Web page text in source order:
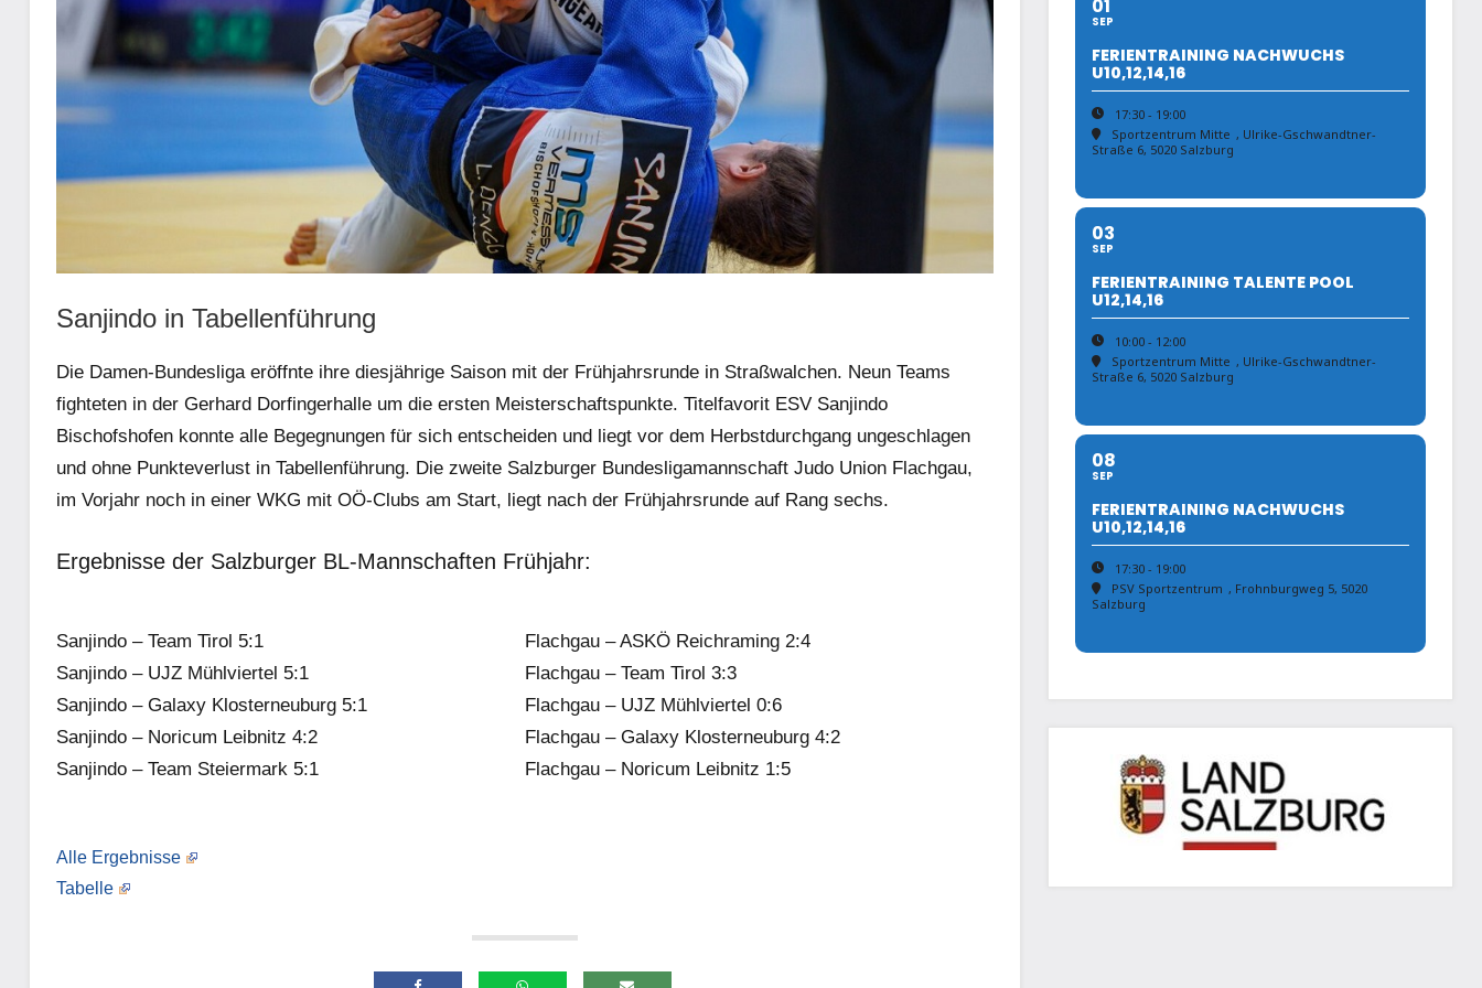
Sanjindo in Tabellenführung
Die Damen-Bundesliga eröffnte ihre diesjährige Saison mit der Frühjahrsrunde in Straßwalchen. Neun Teams
fighteten in der Gerhard Dorfingerhalle um die ersten Meisterschaftspunkte. Titelfavorit ESV Sanjindo
Bischofshofen konnte alle Begegnungen für sich entscheiden und liegt vor dem Herbstdurchgang ungeschlagen
und ohne Punkteverlust in Tabellenführung. Die zweite Salzburger Bundesligamannschaft Judo Union Flachgau,
im Vorjahr noch in einer WKG mit OÖ-Clubs am Start, liegt nach der Frühjahrsrunde auf Rang sechs.
Ergebnisse der Salzburger BL-Mannschaften Frühjahr:
Sanjindo – Team Tirol 5:1
Sanjindo – UJZ Mühlviertel 5:1
Sanjindo – Galaxy Klosterneuburg 5:1
Sanjindo – Noricum Leibnitz 4:2
Sanjindo – Team Steiermark 5:1
Flachgau – ASKÖ Reichraming 2:4
Flachgau – Team Tirol 3:3
Flachgau – UJZ Mühlviertel 0:6
Flachgau – Galaxy Klosterneuburg 4:2
Flachgau – Noricum Leibnitz 1:5
Alle Ergebnisse
Tabelle
01
SEP
FERIENTRAINING NACHWUCHS
U10,12,14,16
17:30 - 19:00
Sportzentrum Mitte , Ulrike-Gschwandtner-
Straße 6, 5020 Salzburg
03
SEP
FERIENTRAINING TALENTE POOL
U12,14,16
10:00 - 12:00
Sportzentrum Mitte , Ulrike-Gschwandtner-
Straße 6, 5020 Salzburg
08
SEP
FERIENTRAINING NACHWUCHS
U10,12,14,16
17:30 - 19:00
PSV Sportzentrum , Frohnburgweg 5, 5020
Salzburg